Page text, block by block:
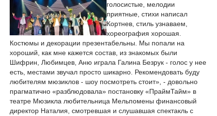
голосистые, мелодии
приятные, стихи написал
Кортнев, стиль узнаваем,
хореография хорошая.
Костюмы и декорации презентабельны. Мы попали на
хороший, как мне кажется состав, из знакомых были
Шифрин, Любимцев, Аню играла Галина Безрук - голос у нее
есть, местами звучал просто шикарно. Рекомендовать буду
любителям мюзиклов - шоу посмотреть стоит», - довольно
прагматично «разблюдовала» постановку «ПраймТайм» в
театре Мюзикла любительница Мельпомены финансовый
директор Наталия, смотревшая и слушавшая спектакль с